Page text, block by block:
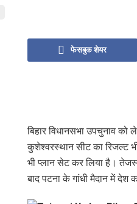
फेसबुक शेयर
बिहार विधानसभा उपचुनाव को
कुशेश्वरस्थान सीट का रिजल्ट
भी प्लान सेट कर लिया है।
बाद पटना के गांधी मैदान में देश